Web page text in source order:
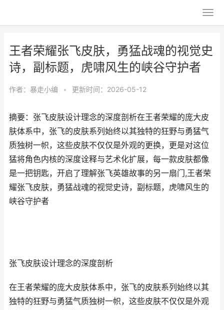
王者荣耀张飞皮肤，勇猛战魂的视觉史
诗，副标题，虎啸风生的峡谷守护者
作者： 暴走小编 • 更新时间：2026-05-12
摘要：张飞皮肤设计理念的深度剖析在王者荣耀的庞大皮
肤体系中，张飞的皮肤系列始终以其独特的狂野与勇猛气
质独树一帜，这些皮肤不仅仅是外观的更换，更是对这位
猛将角色内核的深度诠释与艺术化扩展，每一款皮肤都像
是一把钥匙，开启了理解张飞英雄故事的另一扇门,王者荣
耀张飞皮肤，勇猛战魂的视觉史诗，副标题，虎啸风生的
峡谷守护者
张飞皮肤设计理念的深度剖析
在王者荣耀的庞大皮肤体系中，张飞的皮肤系列始终以其
独特的狂野与勇猛气质独树一帜，这些皮肤不仅仅是外观